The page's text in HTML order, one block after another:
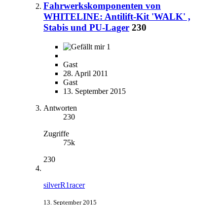
Fahrwerkskomponenten von
WHITELINE: Antilift-Kit 'WALK' ,
Stabis und PU-Lager 230
1
Gast
28. April 2011
Gast
13. September 2015
Antworten
230
Zugriffe
75k
230
silverR1racer
13. September 2015